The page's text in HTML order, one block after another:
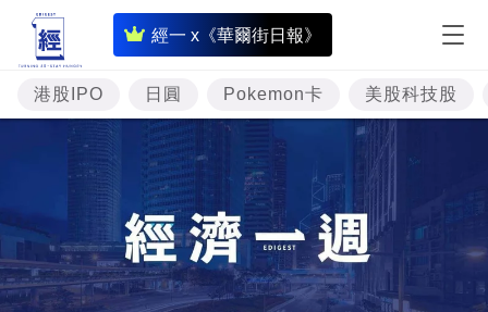
經一 x《華爾街日報》
即
時
財
經
專
題
投
資
樓
港股IPO 日圓 Pokemon卡 美股科技股